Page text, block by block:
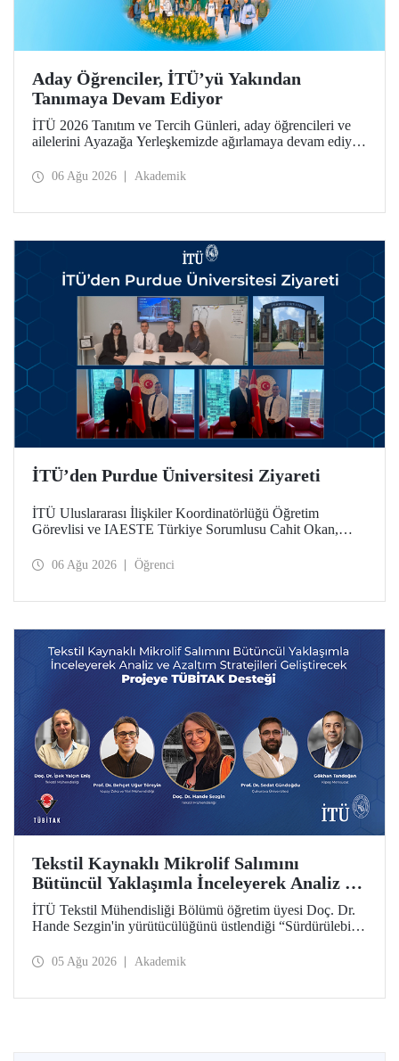
Aday Öğrenciler, İTÜ’yü Yakından
Tanımaya Devam Ediyor
İTÜ 2026 Tanıtım ve Tercih Günleri, aday öğrencileri ve
ailelerini Ayazağa Yerleşkemizde ağırlamaya devam ediyor.
ilgili fakülte ve birimler adaylara bilgi vermeye devam
06 Ağu 2026 Akademik
İTÜ’den Purdue Üniversitesi Ziyareti
İTÜ Uluslararası İlişkiler Koordinatörlüğü Öğretim
Görevlisi ve IAESTE Türkiye Sorumlusu Cahit Okan,
Temmuz tarihlerinde ABD’de dünyanın önde gelen
06 Ağu 2026 Öğrenci
Tekstil Kaynaklı Mikrolif Salımını
Bütüncül Yaklaşımla İnceleyerek Analiz ve
Azaltım Stratejileri Geliştirecek Projeye
TÜBİTAK Desteği
İTÜ Tekstil Mühendisliği Bölümü öğretim üyesi Doç. Dr.
Hande Sezgin'in yürütücülüğünü üstlendiği “Sürdürülebilir
Koşullarına Bağlı Mikrolif Salımı: Aşınma, UV Maruziyeti
05 Ağu 2026 Akademik